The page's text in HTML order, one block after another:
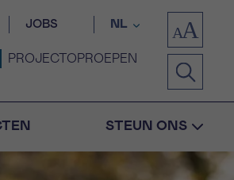
JOBS NL
PROJECTOPROEPEN
STEUN ONS